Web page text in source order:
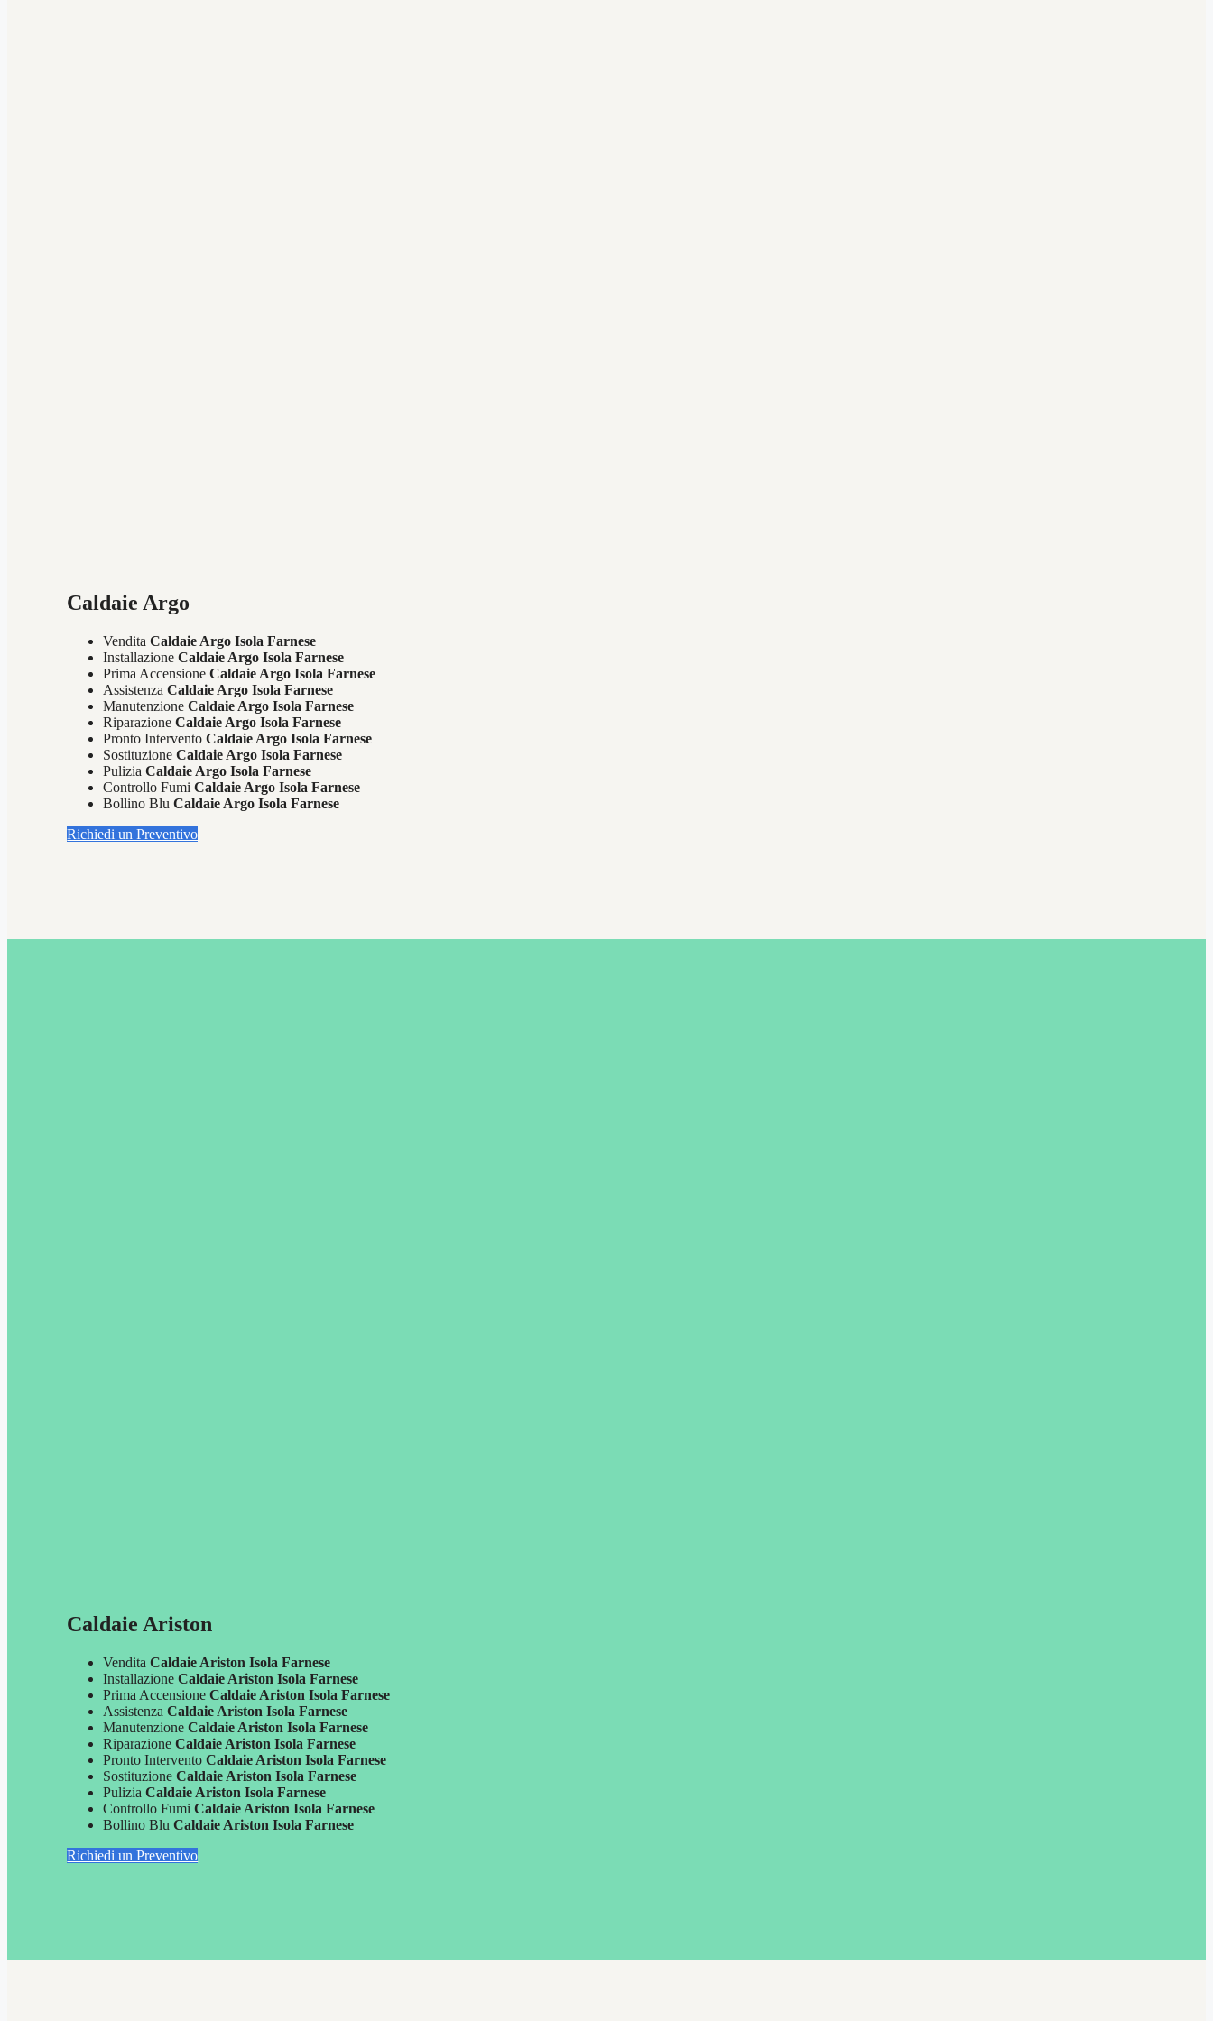
Caldaie Argo
VenditaCaldaie Argo Isola Farnese
InstallazioneCaldaie Argo Isola Farnese
Prima AccensioneCaldaie Argo Isola Farnese
AssistenzaCaldaie Argo Isola Farnese
ManutenzioneCaldaie Argo Isola Farnese
RiparazioneCaldaie Argo Isola Farnese
Pronto InterventoCaldaie Argo Isola Farnese
SostituzioneCaldaie Argo Isola Farnese
PuliziaCaldaie Argo Isola Farnese
Controllo FumiCaldaie Argo Isola Farnese
Bollino BluCaldaie Argo Isola Farnese
Richiedi un Preventivo
Caldaie Ariston
VenditaCaldaie Ariston Isola Farnese
InstallazioneCaldaie Ariston Isola Farnese
Prima AccensioneCaldaie Ariston Isola Farnese
AssistenzaCaldaie Ariston Isola Farnese
ManutenzioneCaldaie Ariston Isola Farnese
RiparazioneCaldaie Ariston Isola Farnese
Pronto InterventoCaldaie Ariston Isola Farnese
SostituzioneCaldaie Ariston Isola Farnese
PuliziaCaldaie Ariston Isola Farnese
Controllo FumiCaldaie Ariston Isola Farnese
Bollino BluCaldaie Ariston Isola Farnese
Richiedi un Preventivo